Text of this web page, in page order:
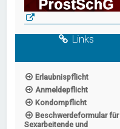
Links
Erlaubnispflicht
Anmeldepflicht
Kondompflicht
Beschwerdeformular für
Sexarbeitende und